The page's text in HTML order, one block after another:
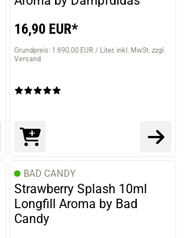
16,90 EUR*
Grundpreis: 1.690,00 EUR / Liter inkl. MwSt. zzgl.
Versand
BAD CANDY
Strawberry Splash 10ml
Longfill Aroma by Bad
Candy